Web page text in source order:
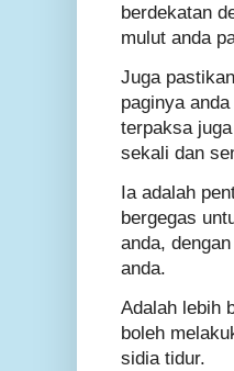
berdekatan
mulut anda
Juga
paginya
terpaksa
sekali dan
Ia adalah
bergegas
anda,
anda.
Adalah lebih
boleh
sidia tidur.